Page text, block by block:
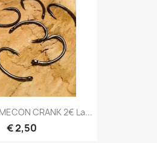
CRANK 2€ La...
€ 2,50